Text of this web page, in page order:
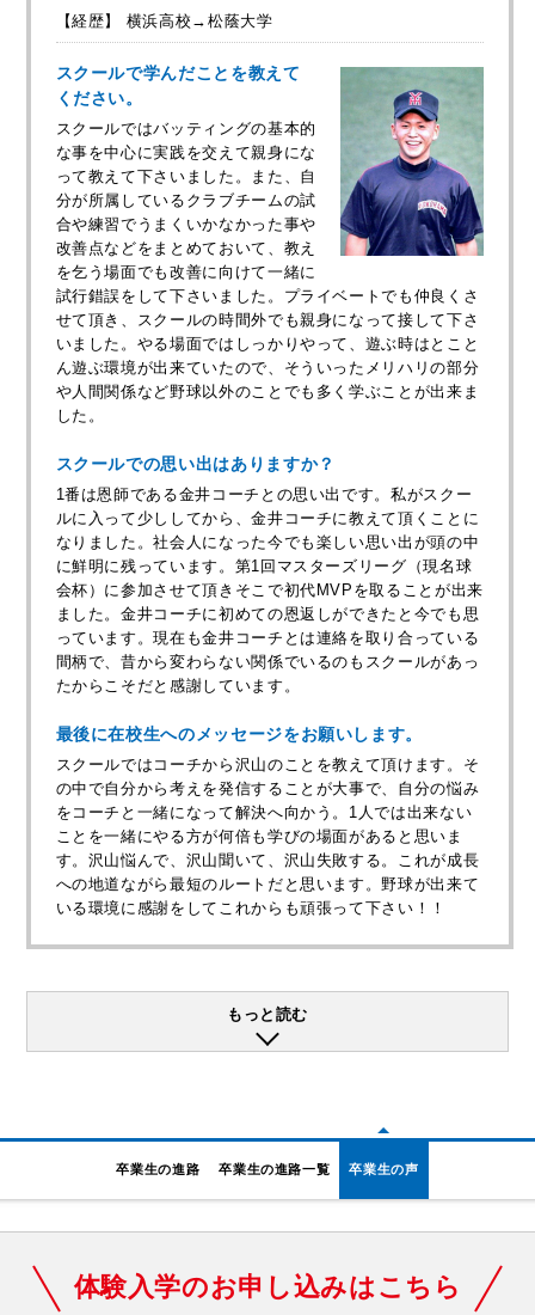
【経歴】 横浜高校→松蔭大学
スクールで学んだことを教えて
ください。
スクールではバッティングの基本的
な事を中心に実践を交えて親身にな
って教えて下さいました。また、自
分が所属しているクラブチームの試
合や練習でうまくいかなかった事や
改善点などをまとめておいて、教え
を乞う場面でも改善に向けて一緒に
試行錯誤をして下さいました。プライベートでも仲良くさ
せて頂き、スクールの時間外でも親身になって接して下さ
いました。やる場面ではしっかりやって、遊ぶ時はとこと
ん遊ぶ環境が出来ていたので、そういったメリハリの部分
や人間関係など野球以外のことでも多く学ぶことが出来ま
した。
スクールでの思い出はありますか？
1番は恩師である金井コーチとの思い出です。私がスクー
ルに入って少ししてから、金井コーチに教えて頂くことに
なりました。社会人になった今でも楽しい思い出が頭の中
に鮮明に残っています。第1回マスターズリーグ（現名球
会杯）に参加させて頂きそこで初代MVPを取ることが出来
ました。金井コーチに初めての恩返しができたと今でも思
っています。現在も金井コーチとは連絡を取り合っている
間柄で、昔から変わらない関係でいるのもスクールがあっ
たからこそだと感謝しています。
最後に在校生へのメッセージをお願いします。
スクールではコーチから沢山のことを教えて頂けます。そ
の中で自分から考えを発信することが大事で、自分の悩み
をコーチと一緒になって解決へ向かう。1人では出来ない
ことを一緒にやる方が何倍も学びの場面があると思いま
す。沢山悩んで、沢山聞いて、沢山失敗する。これが成長
への地道ながら最短のルートだと思います。野球が出来て
いる環境に感謝をしてこれからも頑張って下さい！！
もっと読む
卒業生の進路 卒業生の進路一覧 卒業生の声
体験入学のお申し込みはこちら